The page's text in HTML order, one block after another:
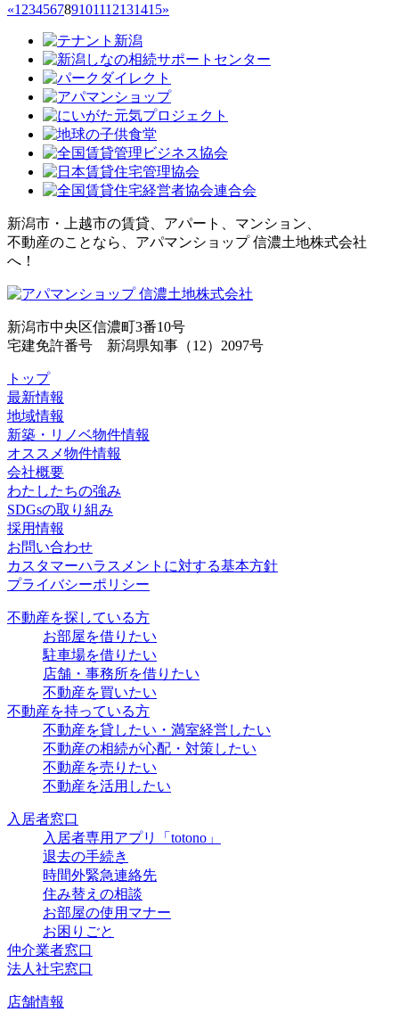
«1 23456789101112131415»
新潟市・上越市の賃貸、アパート、マンション、
不動産のことなら、アパマンショップ 信濃土地株式会社
へ！
新潟市中央区信濃町3番10号
宅建免許番号 新潟県知事（12）2097号
トップ
最新情報
地域情報
新築・リノベ物件情報
オススメ物件情報
会社概要
わたしたちの強み
SDGsの取り組み
採用情報
お問い合わせ
カスタマーハラスメントに対する基本方針
プライバシーポリシー
不動産を探している方
お部屋を借りたい
駐車場を借りたい
店舗・事務所を借りたい
不動産を買いたい
不動産を持っている方
不動産を貸したい・満室経営したい
不動産の相続が心配・対策したい
不動産を売りたい
不動産を活用したい
入居者窓口
入居者専用アプリ「totono」
退去の手続き
時間外緊急連絡先
住み替えの相談
お部屋の使用マナー
お困りごと
仲介業者窓口
法人社宅窓口
店舗情報